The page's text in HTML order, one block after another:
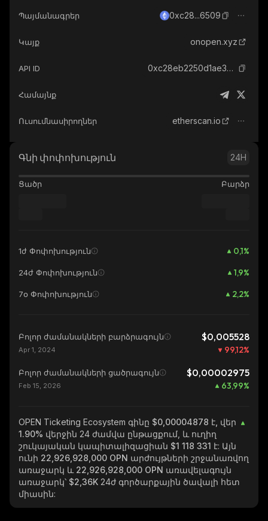
Պայմանագրեր 0xc28...6509
Կայք onopen.xyz
API ID 0xc28eb2250d1ae32c7e74cfb6d6b86afc9beb6509_ethereum
Համայնք
Ուսումնասիրողներ etherscan.io
Գնի փոփոխություն 24H
Ցածր Բարձր
1ժ Փոփոխություն 0,1%
24ժ Փոփոխություն 1,9%
7օ Փոփոխություն 2,2%
Բոլոր ժամանակների բարձրագույն $0,005528
Apr 1, 2024 99,12%
Բոլոր ժամանակների ցածրագույն $0,00002975
Feb 15, 2026 63,99%
OPEN Ticketing Ecosystem գինը $0,00004878 է, վեր
1.90% վերջին 24 ժամվա ընթացքում, և ուղիղ
շուկայական կապիտալիզացիան $1 118 331 է: Այն
ունի 22,926,928,000 OPN արժույթների շրջանառվող
առաջարկ և 22,926,928,000 OPN առավելագույն
առաջարկ՝ $2,36K 24ժ գործարքային ծավալի հետ
միասին: